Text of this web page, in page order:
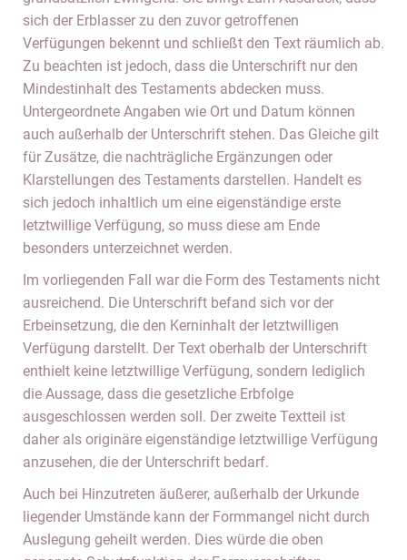
sich der Erblasser zu den zuvor getroffenen
Verfügungen bekennt und schließt den Text räumlich ab.
Zu beachten ist jedoch, dass die Unterschrift nur den
Mindestinhalt des Testaments abdecken muss.
Untergeordnete Angaben wie Ort und Datum können
auch außerhalb der Unterschrift stehen. Das Gleiche gilt
für Zusätze, die nachträgliche Ergänzungen oder
Klarstellungen des Testaments darstellen. Handelt es
sich jedoch inhaltlich um eine eigenständige erste
letztwillige Verfügung, so muss diese am Ende
besonders unterzeichnet werden.
Im vorliegenden Fall war die Form des Testaments nicht
ausreichend. Die Unterschrift befand sich vor der
Erbeinsetzung, die den Kerninhalt der letztwilligen
Verfügung darstellt. Der Text oberhalb der Unterschrift
enthielt keine letztwillige Verfügung, sondern lediglich
die Aussage, dass die gesetzliche Erbfolge
ausgeschlossen werden soll. Der zweite Textteil ist
daher als originäre eigenständige letztwillige Verfügung
anzusehen, die der Unterschrift bedarf.
Auch bei Hinzutreten äußerer, außerhalb der Urkunde
liegender Umstände kann der Formmangel nicht durch
Auslegung geheilt werden. Dies würde die oben